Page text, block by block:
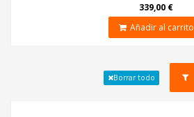
339,00 €
Añadir al carrito
Borrar todo